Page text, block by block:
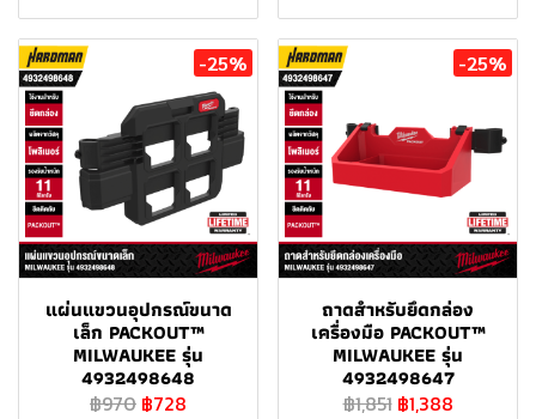
-25%
แผ่นแขวนอุปกรณ์ขนาด
เล็ก PACKOUT™
MILWAUKEE รุ่น
4932498648
฿970 ฿728
-25%
ถาดสำหรับยึดกล่อง
เครื่องมือ PACKOUT™
MILWAUKEE รุ่น
4932498647
฿1,851 ฿1,388